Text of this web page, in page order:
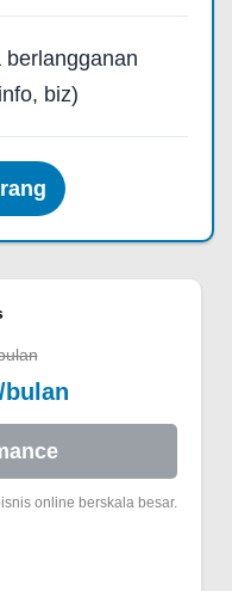
berlangganan
biz)
bulan
online berskala besar.